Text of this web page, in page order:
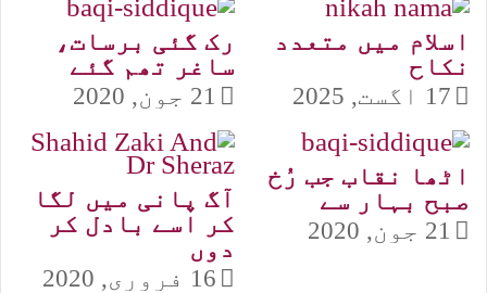
اسلام میں متعدد
نکاح
17 اگست, 2025
رک گئی برسات،
ساغر تھم گئے
21 جون, 2020
اٹھا نقاب جب رُخ
صبح بہار سے
21 جون, 2020
آگ پانی میں لگا
کر اسے بادل کر
دوں
16 فروری, 2020